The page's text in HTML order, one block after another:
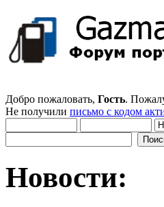
Добро пожаловать, Гость.
Не получили письмо с кодом
Новости: